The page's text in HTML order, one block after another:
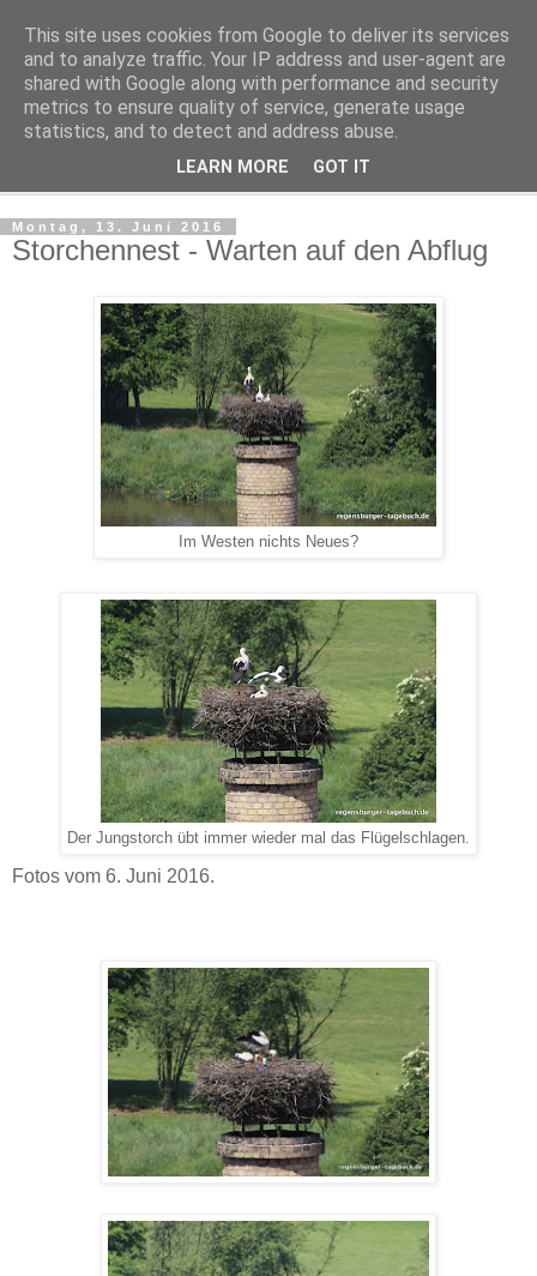
Regensburger Tagebuch
Notizen aus der nördlichsten Stadt Italiens
Montag, 13. Juni 2016
Storchennest - Warten auf den Abflug
Im Westen nichts Neues?
Der Jungstorch übt immer wieder mal das Flügelschlagen.
Fotos vom 6. Juni 2016.
This site uses cookies from Google to deliver its services
and to analyze traffic. Your IP address and user-agent are
shared with Google along with performance and security
metrics to ensure quality of service, generate usage
statistics, and to detect and address abuse.
LEARN MORE GOT IT